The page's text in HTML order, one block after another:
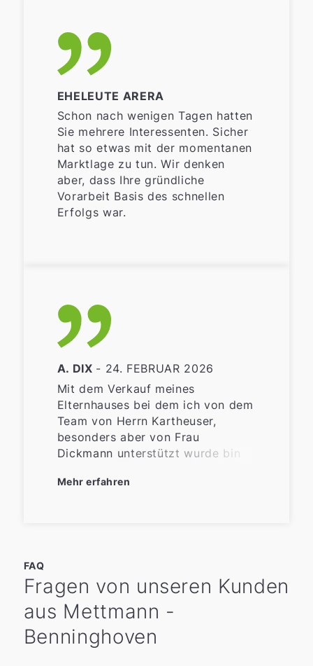
EHELEUTE ARERA
Schon nach wenigen Tagen hatten
Sie mehrere Interessenten. Sicher
hat so etwas mit der momentanen
Marktlage zu tun. Wir denken
aber, dass Ihre gründliche
Vorarbeit Basis des schnellen
Erfolgs war.
A. DIX - 24. FEBRUAR 2026
Mit dem Verkauf meines
Elternhauses bei dem ich von dem
Team von Herrn Kartheuser,
besonders aber von Frau
Dickmann unterstützt wurde bin
dankbar. Da ich weit entfernt von
respektiert und erfüllt. Meine
Fragen wurden schnell und
kompetent beantwortet. Vielen
Dank für Alles.
Mehr erfahren
FAQ
Fragen von unseren Kunden
aus Mettmann -
Benninghoven